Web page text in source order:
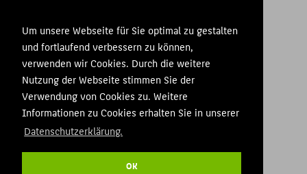
Um unsere Webseite für Sie optimal zu gestalten
und fortlaufend verbessern zu können,
verwenden wir Cookies. Durch die weitere
Nutzung der Webseite stimmen Sie der
Verwendung von Cookies zu. Weitere
Informationen zu Cookies erhalten Sie in unserer
Datenschutzerklärung.
OK